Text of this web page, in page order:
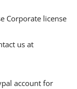
Corporate license
us at
account for